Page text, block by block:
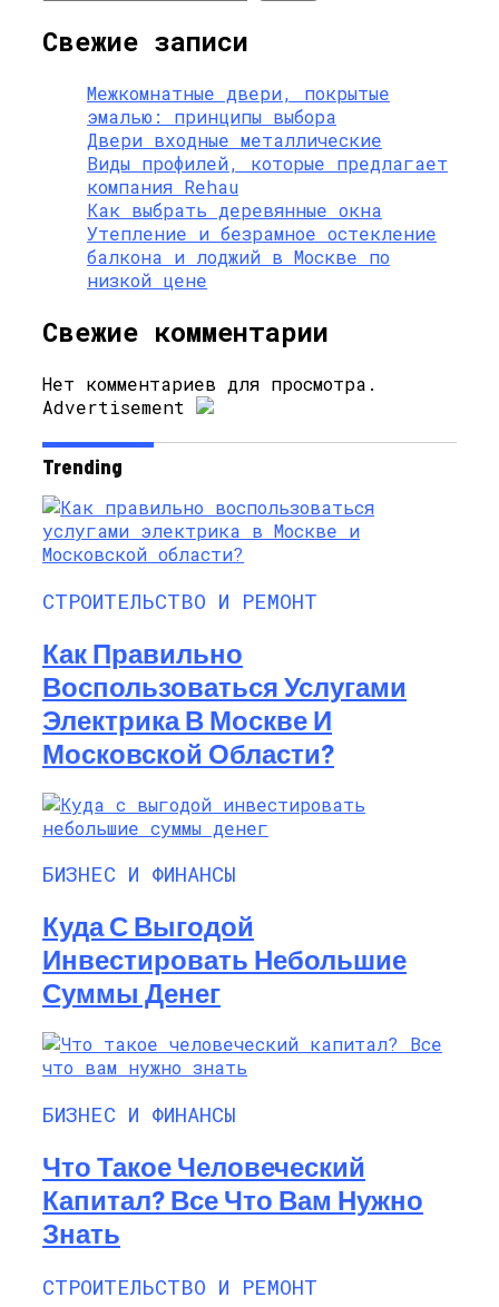
Свежие записи
Межкомнатные двери, покрытые
эмалью: принципы выбора
Двери входные металлические
Виды профилей, которые предлагает
компания Rehau
Как выбрать деревянные окна
Утепление и безрамное остекление
балкона и лоджий в Москве по
низкой цене
Свежие комментарии
Нет комментариев для просмотра.
Advertisement
Trending
СТРОИТЕЛЬСТВО И РЕМОНТ
Как Правильно
Воспользоваться Услугами
Электрика В Москве И
Московской Области?
БИЗНЕС И ФИНАНСЫ
Куда С Выгодой
Инвестировать Небольшие
Суммы Денег
БИЗНЕС И ФИНАНСЫ
Что Такое Человеческий
Капитал? Все Что Вам Нужно
Знать
СТРОИТЕЛЬСТВО И РЕМОНТ